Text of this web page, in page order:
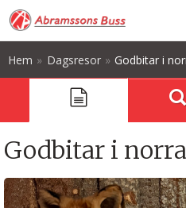
Hem » Dagsresor » Godbitar i
Godbitar i